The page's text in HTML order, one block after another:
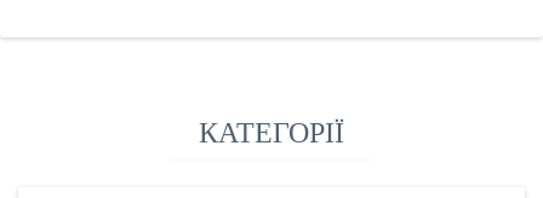
КАТЕГОРІЇ